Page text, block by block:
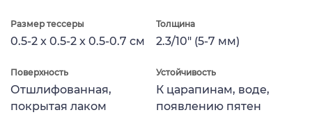
Размер тессеры
0.5-2 x 0.5-2 x 0.5-0.7 см
Толщина
2.3/10" (5-7 мм)
Поверхность
Отшлифованная,
покрытая лаком
Устойчивость
К царапинам, воде,
появлению пятен